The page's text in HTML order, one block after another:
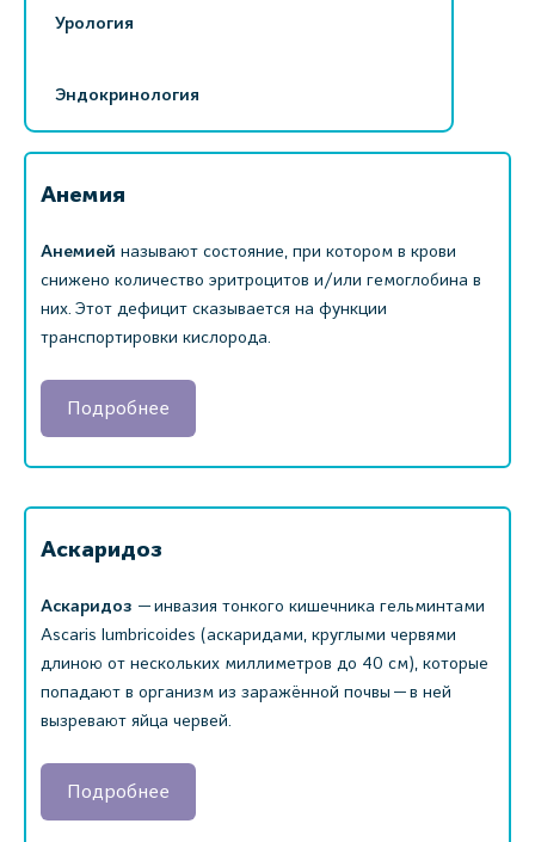
Урология
Эндокринология
Анемия
Анемией называют состояние, при котором в крови
снижено количество эритроцитов и/или гемоглобина в
них. Этот дефицит сказывается на функции
транспортировки кислорода.
Подробнее
Аскаридоз
Аскаридоз — инвазия тонкого кишечника гельминтами
Ascaris lumbricoides (аскаридами, круглыми червями
длиною от нескольких миллиметров до 40 см), которые
попадают в организм из заражённой почвы — в ней
вызревают яйца червей.
Подробнее